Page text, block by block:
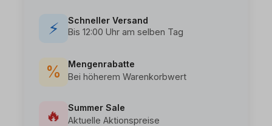
⚡
Schneller Versand
Bis 12:00 Uhr am selben Tag
%
Mengenrabatte
Bei höherem Warenkorbwert
🔥
Summer Sale
Aktuelle Aktionspreise